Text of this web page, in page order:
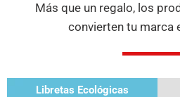
Más que un regalo, los
convierten tu marca
Libretas Ecológicas